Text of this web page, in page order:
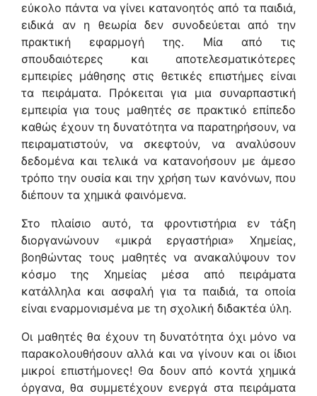
εύκολο πάντα να γίνει κατανοητός από τα παιδιά,
ειδικά αν η θεωρία δεν συνοδεύεται από την
πρακτική εφαρμογή της. Μία από τις
σπουδαιότερες και αποτελεσματικότερες
εμπειρίες μάθησης στις θετικές επιστήμες είναι
τα πειράματα. Πρόκειται για μια συναρπαστική
εμπειρία για τους μαθητές σε πρακτικό επίπεδο
καθώς έχουν τη δυνατότητα να παρατηρήσουν, να
πειραματιστούν, να σκεφτούν, να αναλύσουν
δεδομένα και τελικά να κατανοήσουν με άμεσο
τρόπο την ουσία και την χρήση των κανόνων, που
διέπουν τα χημικά φαινόμενα.
Στο πλαίσιο αυτό, τα φροντιστήρια εν τάξη
διοργανώνουν «μικρά εργαστήρια» Χημείας,
βοηθώντας τους μαθητές να ανακαλύψουν τον
κόσμο της Χημείας μέσα από πειράματα
κατάλληλα και ασφαλή για τα παιδιά, τα οποία
είναι εναρμονισμένα με τη σχολική διδακτέα ύλη.
Οι μαθητές θα έχουν τη δυνατότητα όχι μόνο να
παρακολουθήσουν αλλά και να γίνουν και οι ίδιοι
μικροί επιστήμονες! Θα δουν από κοντά χημικά
όργανα, θα συμμετέχουν ενεργά στα πειράματα